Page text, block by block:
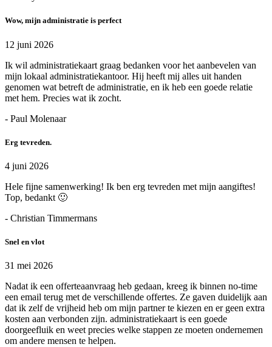
Wow, mijn administratie is perfect
12 juni 2026
Ik wil administratiekaart graag bedanken voor het aanbevelen van
mijn lokaal administratiekantoor. Hij heeft mij alles uit handen
genomen wat betreft de administratie, en ik heb een goede relatie
met hem. Precies wat ik zocht.
- Paul Molenaar
Erg tevreden.
4 juni 2026
Hele fijne samenwerking! Ik ben erg tevreden met mijn aangiftes!
Top, bedankt 🙂
- Christian Timmermans
Snel en vlot
31 mei 2026
Nadat ik een offerteaanvraag heb gedaan, kreeg ik binnen no-time
een email terug met de verschillende offertes. Ze gaven duidelijk aan
dat ik zelf de vrijheid heb om mijn partner te kiezen en er geen extra
kosten aan verbonden zijn. administratiekaart is een goede
doorgeefluik en weet precies welke stappen ze moeten ondernemen
om andere mensen te helpen.